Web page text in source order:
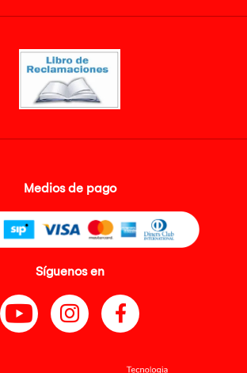
Medios de pago
Síguenos en